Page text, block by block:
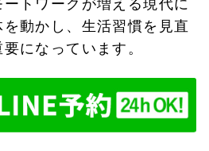
動かし、生活習慣を見直
になっています。